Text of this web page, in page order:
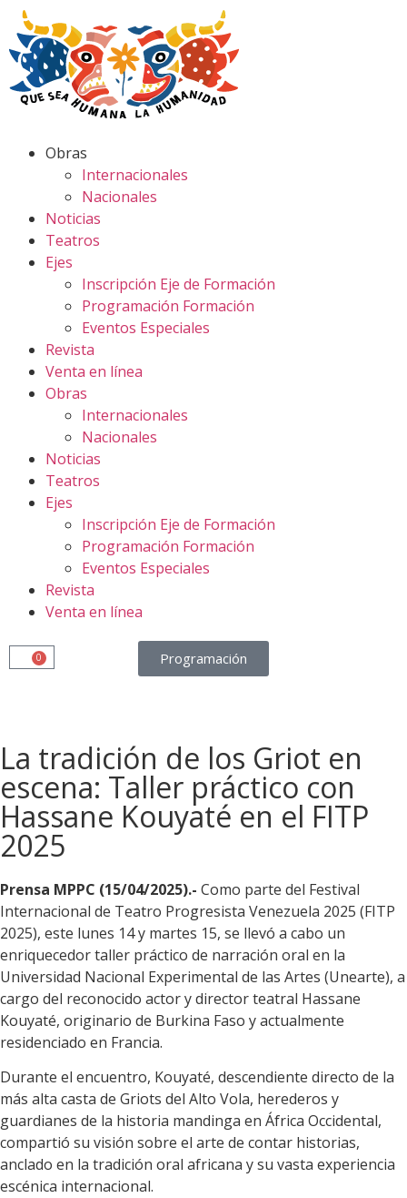
Obras
Internacionales
Nacionales
Noticias
Teatros
Ejes
Inscripción Eje de Formación
Programación Formación
Eventos Especiales
Revista
Venta en línea
Obras
Internacionales
Nacionales
Noticias
Teatros
Ejes
Inscripción Eje de Formación
Programación Formación
Eventos Especiales
Revista
Venta en línea
Programación
0
La tradición de los Griot en
escena: Taller práctico con
Hassane Kouyaté en el FITP
2025
Prensa MPPC (15/04/2025).- Como parte del Festival
Internacional de Teatro Progresista Venezuela 2025 (FITP
2025), este lunes 14 y martes 15, se llevó a cabo un
enriquecedor taller práctico de narración oral en la
Universidad Nacional Experimental de las Artes (Unearte), a
cargo del reconocido actor y director teatral Hassane
Kouyaté, originario de Burkina Faso y actualmente
residenciado en Francia.
Durante el encuentro, Kouyaté, descendiente directo de la
más alta casta de Griots del Alto Vola, herederos y
guardianes de la historia mandinga en África Occidental,
compartió su visión sobre el arte de contar historias,
anclado en la tradición oral africana y su vasta experiencia
escénica internacional.